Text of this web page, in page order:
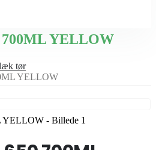
700ML YELLOW
tør
YELLOW